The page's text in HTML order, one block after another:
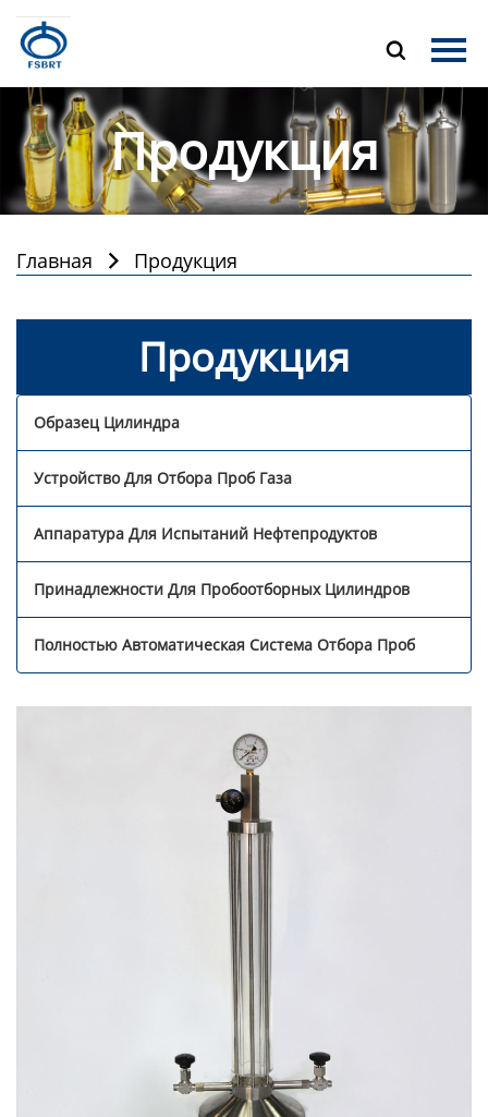

Главная
Продукция
О Нас
Новости
Продукция
Главная  Продукция
Продукция
Образец Цилиндра
Устройство Для Отбора Проб Газа
Аппаратура Для Испытаний Нефтепродуктов
Принадлежности Для Пробоотборных Цилиндров
Полностью Автоматическая Система Отбора Проб